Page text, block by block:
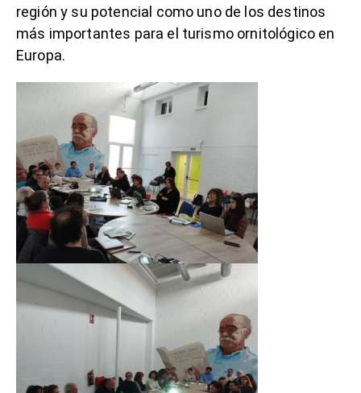
región y su potencial como uno de los destinos
más importantes para el turismo ornitológico en
Europa.